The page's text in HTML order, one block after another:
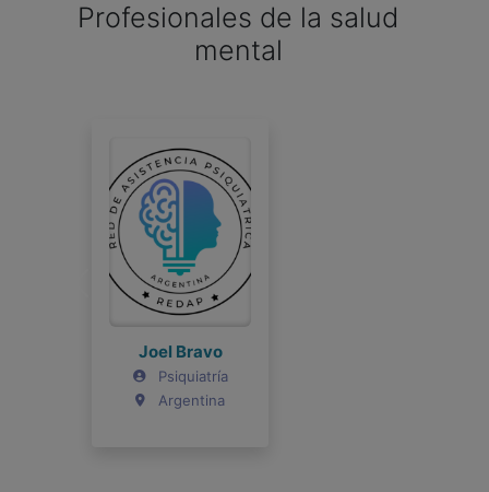
Profesionales de la salud
mental
Joel Bravo
Psiquiatría
Argentina